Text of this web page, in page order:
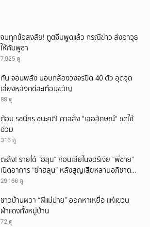
จบทุกข้อสงสัย! ทูตจีนพูดแล้ว กรณีข่าว ส่งอาวุธ
ให้กัมพูชา
7,925 ดู
กัน จอมพลัง มอบกล้องวงจรปิด 40 ตัว อุดจุด
เสี่ยงหลังคดีสะเทือนขวัญ
89 ดู
ต้อม รชนีกร ชนะคดี! ศาลสั่ง "เลอลักษณ์" ชดใช้
อ่วม
316 ดู
ตะลึง! รายได้ “ฮลุน” ก่อนเสียในจอร์เจีย “พี่ชาย”
เปิดอาการ “ย่าฮลุน” หลังสูญเสียหลานอภิชาต
บุตร!
29,166 ดู
ชาวบ้านผวา “ผีแม่ม่าย” ออกหาเหยื่อ แห่แขวน
ผ้าแดงทั้งหมู่บ้าน
72 ดู